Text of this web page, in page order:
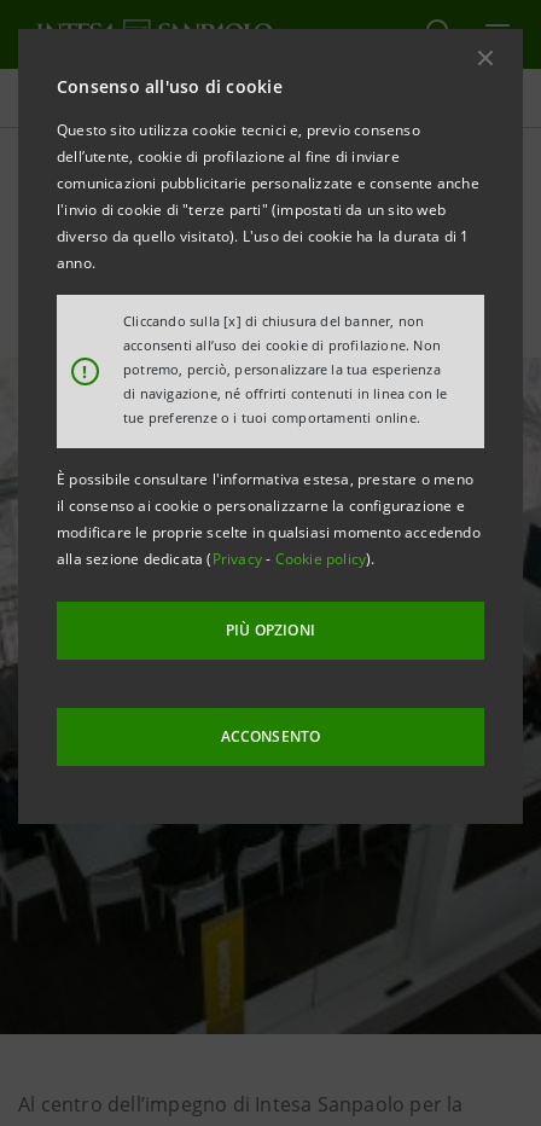
Consenso all'uso di cookie
Questo sito utilizza cookie tecnici e, previo consenso
dell’utente, cookie di profilazione al fine di inviare
comunicazioni pubblicitarie personalizzate e consente anche
l'invio di cookie di "terze parti" (impostati da un sito web
diverso da quello visitato). L'uso dei cookie ha la durata di 1
anno.
!
Cliccando sulla [x] di chiusura del banner, non
acconsenti all’uso dei cookie di profilazione. Non
potremo, perciò, personalizzare la tua esperienza
di navigazione, né offrirti contenuti in linea con le
tue preferenze o i tuoi comportamenti online.
È possibile consultare l'informativa estesa, prestare o meno
il consenso ai cookie o personalizzarne la configurazione e
modificare le proprie scelte in qualsiasi momento accedendo
alla sezione dedicata (Privacy- Cookie policy).
PIÙ OPZIONI
ACCONSENTO
Tutte le news
Finanza d'Impatto per
favorire l'inclusione
Al centro dell’impegno di Intesa Sanpaolo per la